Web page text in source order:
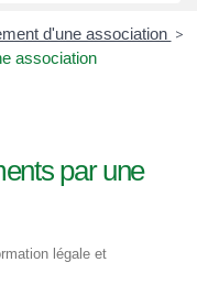
d'une association >
association
par une
légale et